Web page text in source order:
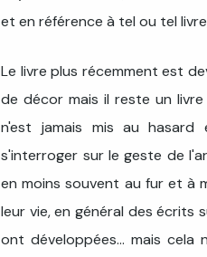
et en référence à tel ou tel
Le livre plus récemment est
de décor mais il reste un
n'est jamais mis au
s'interroger sur le geste de
en moins souvent au fur et à
leur vie, en général des écrits
ont développées... mais